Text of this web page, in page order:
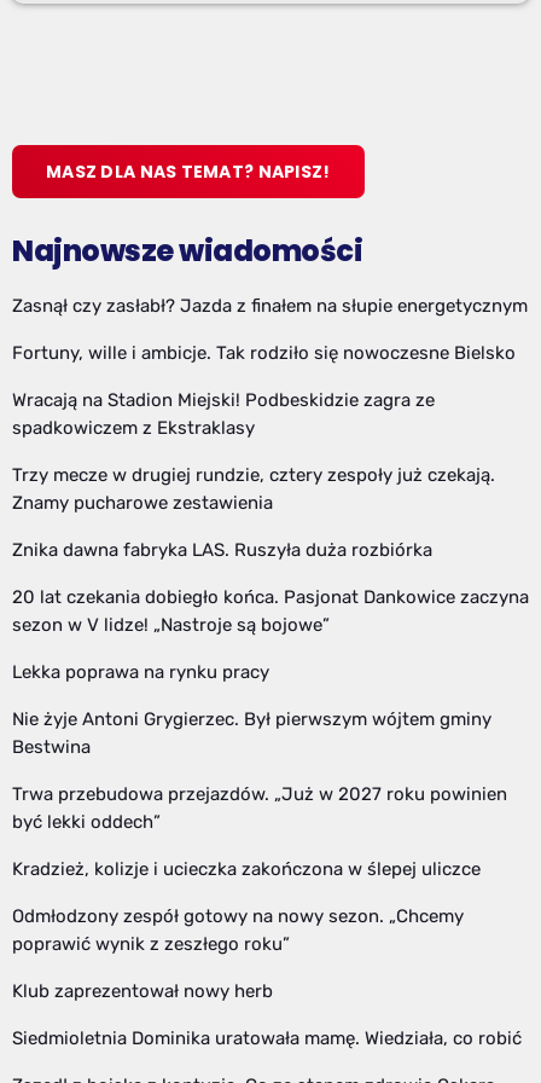
MASZ DLA NAS TEMAT? NAPISZ!
Najnowsze wiadomości
Zasnął czy zasłabł? Jazda z finałem na słupie energetycznym
Fortuny, wille i ambicje. Tak rodziło się nowoczesne Bielsko
Wracają na Stadion Miejski! Podbeskidzie zagra ze
spadkowiczem z Ekstraklasy
Trzy mecze w drugiej rundzie, cztery zespoły już czekają.
Znamy pucharowe zestawienia
Znika dawna fabryka LAS. Ruszyła duża rozbiórka
20 lat czekania dobiegło końca. Pasjonat Dankowice zaczyna
sezon w V lidze! „Nastroje są bojowe”
Lekka poprawa na rynku pracy
Nie żyje Antoni Grygierzec. Był pierwszym wójtem gminy
Bestwina
Trwa przebudowa przejazdów. „Już w 2027 roku powinien
być lekki oddech”
Kradzież, kolizje i ucieczka zakończona w ślepej uliczce
Odmłodzony zespół gotowy na nowy sezon. „Chcemy
poprawić wynik z zeszłego roku”
Klub zaprezentował nowy herb
Siedmioletnia Dominika uratowała mamę. Wiedziała, co robić